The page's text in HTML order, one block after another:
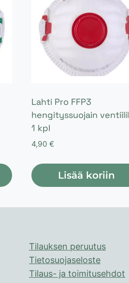
Lahti Pro FFP3
hengityssuojain
1 kpl
4,90 €
Lisää koriin
Tilauksen peruutus
Tietosuojaseloste
Tilaus- ja toimitusehdot